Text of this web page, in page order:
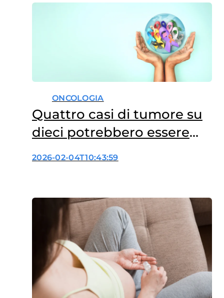
ONCOLOGIA
Quattro casi di tumore su
dieci potrebbero essere
evitati
2026-02-04T10:43:59